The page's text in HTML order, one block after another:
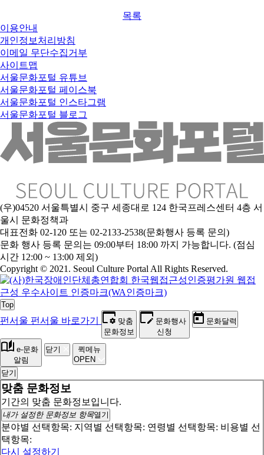
목록
이용안내
개인정보처리방침
이메일 무단수집거부
사이트맵
서울문화포털 유튜브
서울문화포털 페이스북
서울문화포털 인스타그램
서울문화포털 블로그
(우)04520 서울특별시 중구 세종대로 124 한국프레스센터 4층 서
울시 문화정책과
대표전화 02-120 또는 02-2133-2538(문화행사 등록 문의)
문화 행사 등록 문의는 09:00부터 18:00 까지 가능합니다. (점심
시간 12:00 ~ 13:00 제외)
Copyright © 2021. Seoul Culture Portal All Rights Reserved.
Top
펀서울 펀서울 바로가기
맞춤
문화정보
문화행사
신청
문화달력
e-문화
알림
닫기
퀵메뉴
OPEN
닫기
맞춤 문화정보
기간의 맞춤 문화정보입니다.
내가 설정한 문화정보 항목열기
분야별 선택항목: 지역별 선택항목: 연령별 선택항목: 비용별 선
택항목:
다시 설정하기